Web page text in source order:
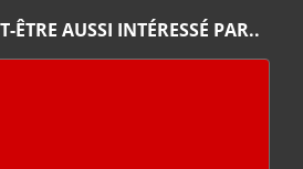
ÊTRE AUSSI INTÉRESSÉ PAR..